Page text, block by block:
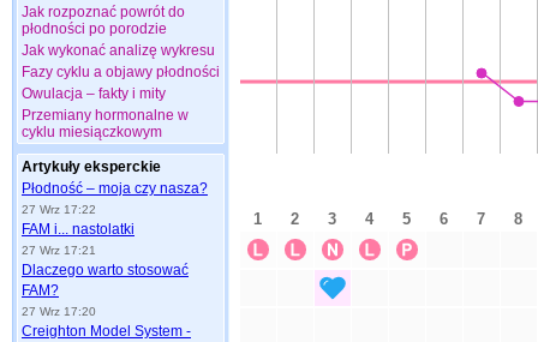
Jak rozpoznać powrót do
płodności po porodzie
Jak wykonać analizę wykresu
Fazy cyklu a objawy płodności
Owulacja – fakty i mity
Przemiany hormonalne w
cyklu miesiączkowym
Artykuły eksperckie
Płodność – moja czy nasza?
27 Wrz 17:22
FAM i... nastolatki
27 Wrz 17:21
Dlaczego warto stosować
FAM?
27 Wrz 17:20
Creighton Model System -